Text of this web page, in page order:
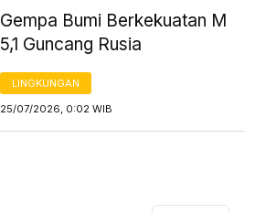
Gempa Bumi Berkekuatan M
5,1 Guncang Rusia
LINGKUNGAN
25/07/2026, 0:02 WIB